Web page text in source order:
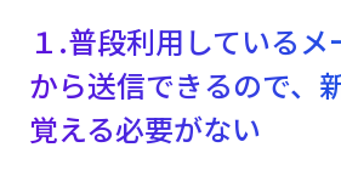
１.普段利用している
から送信できるので、
覚える必要がない